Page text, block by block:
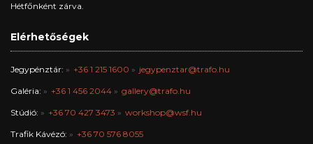
Hétfőnként zárva.
Elérhetőségek
Jegypénztár: +36 1 215 1600 jegypenztar@trafo.hu
Galéria: +36 1 456 2044 gallery@trafo.hu
Stúdió: +36 70 427 3473 workshop@wsf.hu
Trafik Kávézó: +36 70 576 8055